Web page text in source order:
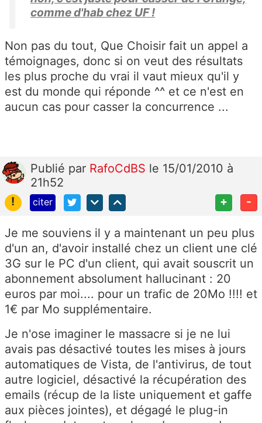
comme d'hab chez UF !
Non pas du tout, Que Choisir fait un appel a
témoignages, donc si on veut des résultats
les plus proche du vrai il vaut mieux qu'il y
est du monde qui réponde ^^ et ce n'est en
aucun cas pour casser la concurrence ...
Publié par RafoCdBS le 15/01/2010 à
21h52
!
citer + -
Je me souviens il y a maintenant un peu plus
d'un an, d'avoir installé chez un client une clé
3G sur le PC d'un client, qui avait souscrit un
abonnement absolument hallucinant : 20
euros par moi.... pour un trafic de 20Mo !!!! et
1€ par Mo supplémentaire.
Je n'ose imaginer le massacre si je ne lui
avais pas désactivé toutes les mises à jours
automatiques de Vista, de l'antivirus, de tout
autre logiciel, désactivé la récupération des
emails (récup de la liste uniquement et gaffe
aux pièces jointes), et dégagé le plug-in